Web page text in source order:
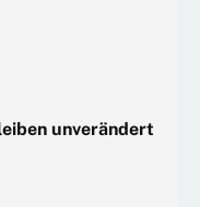
unverändert